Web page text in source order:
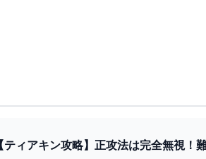
【ティアキン攻略】正攻法は完全無視